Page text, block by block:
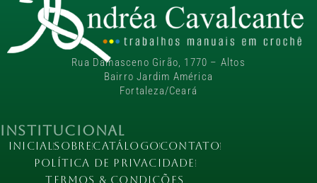
Rua Damasceno Girão, 1770 – Altos
Bairro Jardim América
Fortaleza/Ceará
Institucional
InicialSobreCatálogoContato
Política de Privacidade
Termos & Condições